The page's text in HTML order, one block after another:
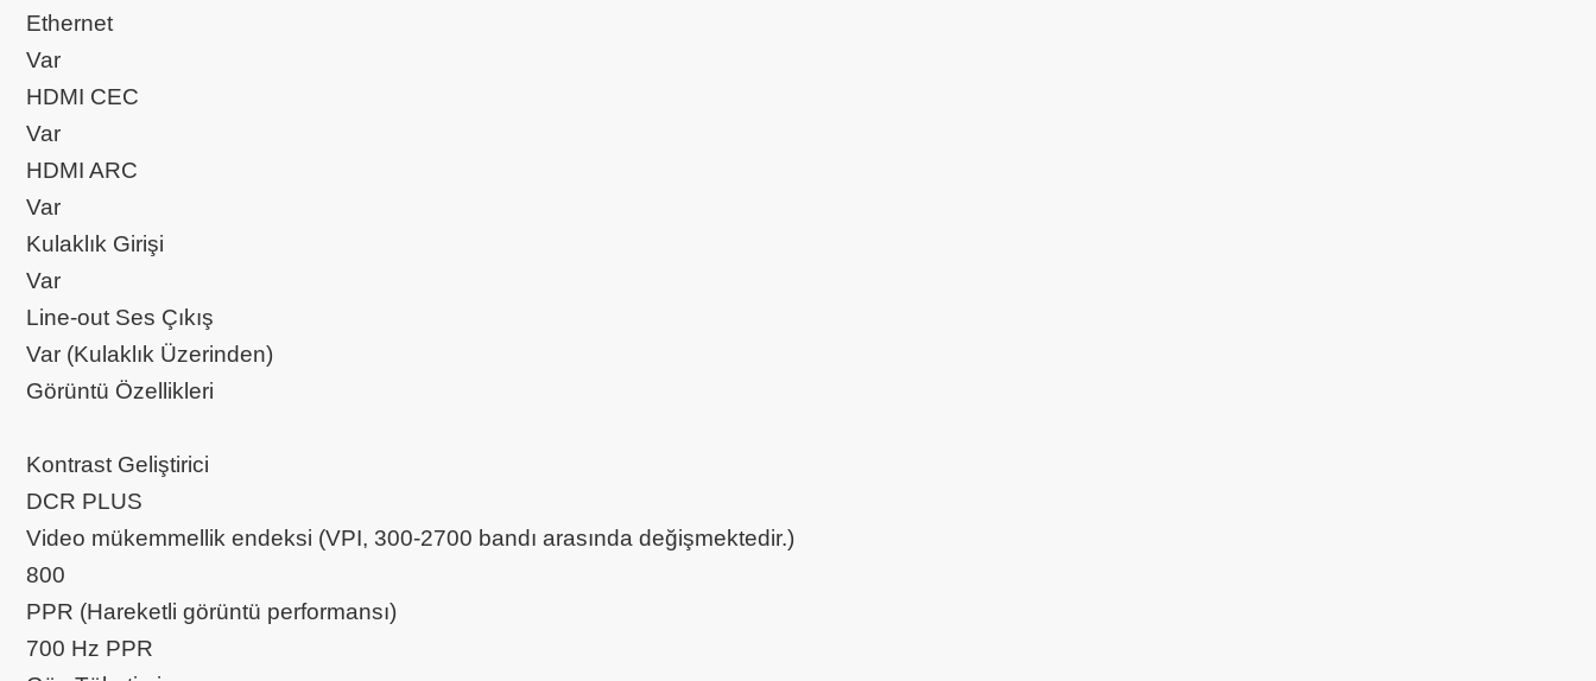
Ethernet
Var
HDMI CEC
Var
HDMI ARC
Var
Kulaklık Girişi
Var
Line-out Ses Çıkış
Var (Kulaklık Üzerinden)
Görüntü Özellikleri
Kontrast Geliştirici
DCR PLUS
Video mükemmellik endeksi (VPI, 300-2700 bandı arasında değişmektedir.)
800
PPR (Hareketli görüntü performansı)
700 Hz PPR